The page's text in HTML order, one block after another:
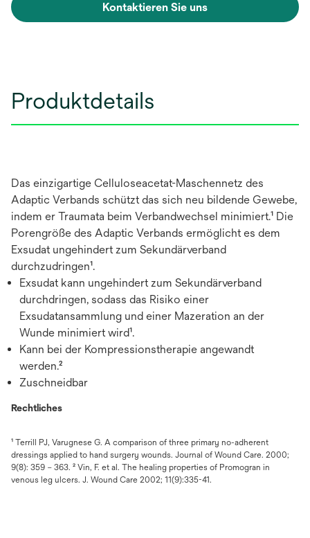
Kontaktieren Sie uns
Produktdetails
Das einzigartige Celluloseacetat-Maschennetz des
Adaptic Verbands schützt das sich neu bildende Gewebe,
indem er Traumata beim Verbandwechsel minimiert.¹ Die
Porengröße des Adaptic Verbands ermöglicht es dem
Exsudat ungehindert zum Sekundärverband
durchzudringen¹.
Exsudat kann ungehindert zum Sekundärverband
durchdringen, sodass das Risiko einer
Exsudatansammlung und einer Mazeration an der
Wunde minimiert wird¹.
Kann bei der Kompressionstherapie angewandt
werden.²
Zuschneidbar
Rechtliches
¹ Terrill PJ, Varugnese G. A comparison of three primary no-adherent
dressings applied to hand surgery wounds. Journal of Wound Care. 2000;
9(8): 359 – 363. ² Vin, F. et al. The healing properties of Promogran in
venous leg ulcers. J. Wound Care 2002; 11(9):335-41.